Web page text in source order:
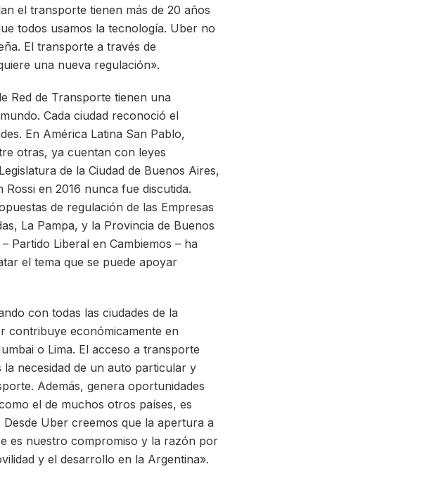
el transporte tienen más de 20 años
todos usamos la tecnología. Uber no
El transporte a través de
una nueva regulación».
Red de Transporte tienen una
Cada ciudad reconoció el
En América Latina San Pablo,
otras, ya cuentan con leyes
de la Ciudad de Buenos Aires,
en 2016 nunca fue discutida.
de regulación de las Empresas
La Pampa, y la Provincia de Buenos
Partido Liberal en Cambiemos – ha
el tema que se puede apoyar
con todas las ciudades de la
contribuye económicamente en
o Lima. El acceso a transporte
necesidad de un auto particular y
Además, genera oportunidades
el de muchos otros países, es
Uber creemos que la apertura a
es nuestro compromiso y la razón por
y el desarrollo en la Argentina».